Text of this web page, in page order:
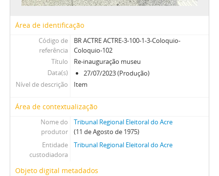
Área de identificação
Código de
referência
BR ACTRE ACTRE-3-100-1-3-Coloquio-
Coloquio-102
Título
Re-inauguração museu
Data(s)
27/07/2023 (Produção)
Nível de descrição
Item
Área de contextualização
Nome do
produtor
Tribunal Regional Eleitoral do Acre
(11 de Agosto de 1975)
Entidade
custodiadora
Tribunal Regional Eleitoral do Acre
Objeto digital metadados